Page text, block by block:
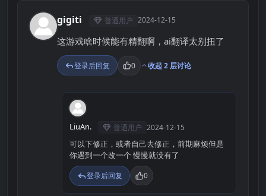
G gigiti 普通用户 2024-12-15
这游戏啥时候能有精翻啊，ai翻译太别扭了
登录后回复 0 收起 2 层讨论
L
LiuAn. 普通用户 2024-12-15
可以下修正，或者自己去修正，前期麻烦但是
你遇到一个改一个 慢慢就没有了
登录后回复 0